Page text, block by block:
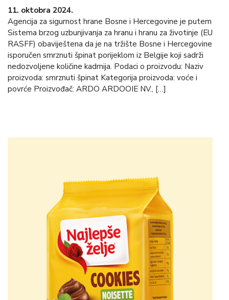
11. oktobra 2024.
Agencija za sigurnost hrane Bosne i Hercegovine je putem
Sistema brzog uzbunjivanja za hranu i hranu za životinje (EU
RASFF) obaviještena da je na tržište Bosne i Hercegovine
isporučen smrznuti špinat porijeklom iz Belgije koji sadrži
nedozvoljene količine kadmija. Podaci o proizvodu: Naziv
proizvoda: smrznuti špinat Kategorija proizvoda: voće i
povrće Proizvođač: ARDO ARDOOIE NV., […]